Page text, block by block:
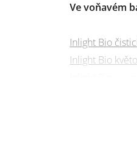
Ve voňavém
Inlight Bio
Inlight Bio